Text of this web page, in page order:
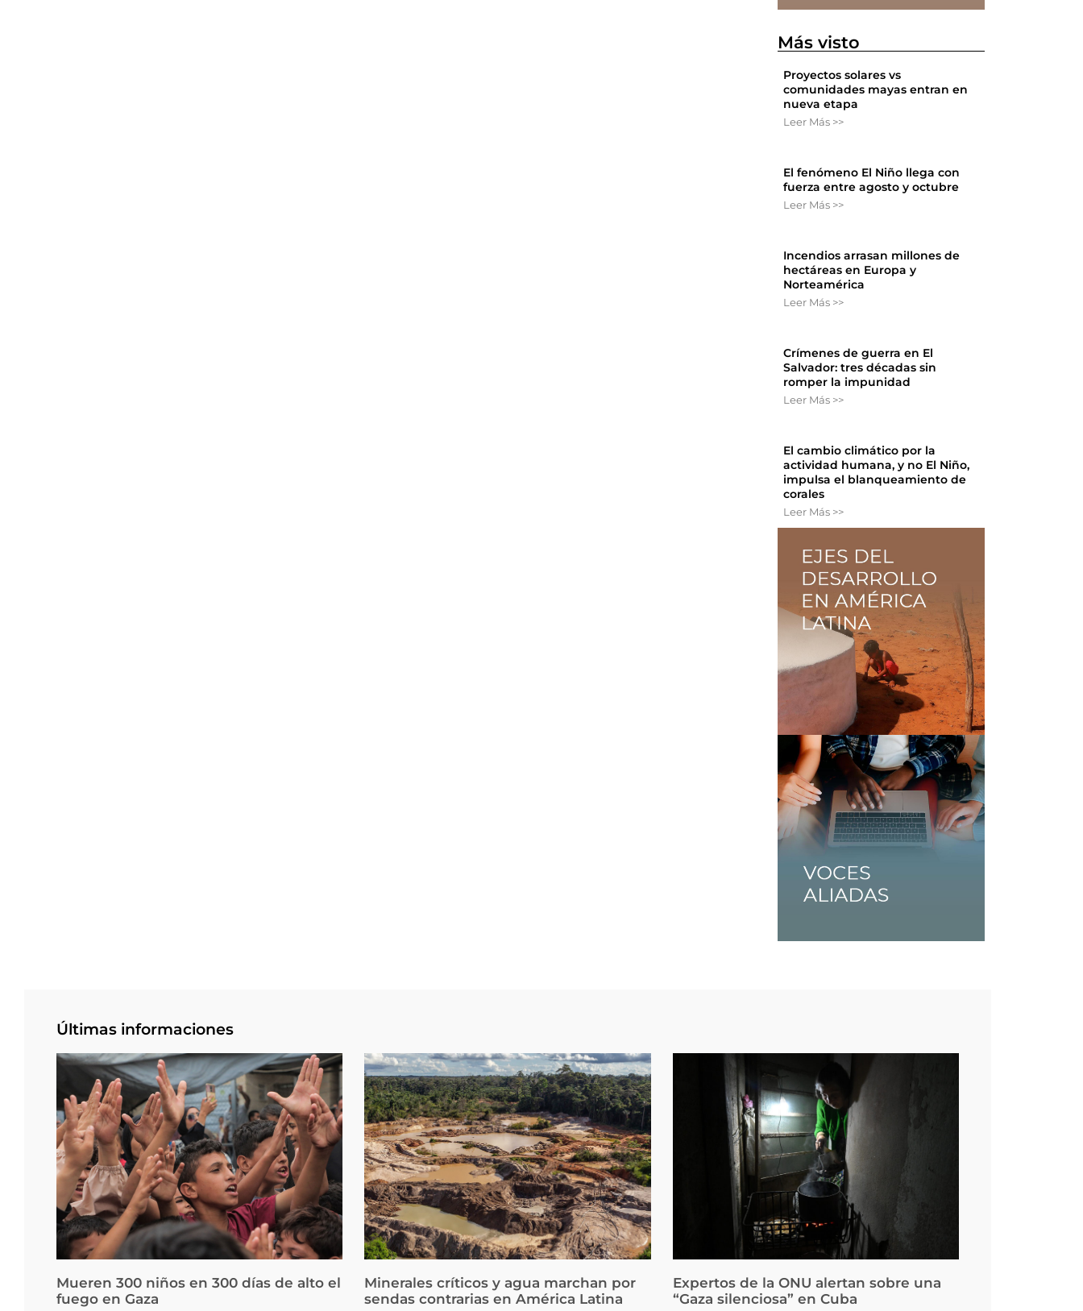
Más visto
Proyectos solares vs
comunidades mayas entran en
nueva etapa
Leer Más >>
El fenómeno El Niño llega con
fuerza entre agosto y octubre
Leer Más >>
Incendios arrasan millones de
hectáreas en Europa y
Norteamérica
Leer Más >>
Crímenes de guerra en El
Salvador: tres décadas sin
romper la impunidad
Leer Más >>
El cambio climático por la
actividad humana, y no El Niño,
impulsa el blanqueamiento de
corales
Leer Más >>
Últimas informaciones
Mueren 300 niños en 300 días de alto el
fuego en Gaza
Minerales críticos y agua marchan por
sendas contrarias en América Latina
Expertos de la ONU alertan sobre una
“Gaza silenciosa” en Cuba